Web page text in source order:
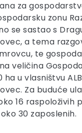
za
zonu
se sastao s
a tema
te
veličina
ha u vlasništvu
Za buduće
16 raspoloživih
30 zaposlenih.